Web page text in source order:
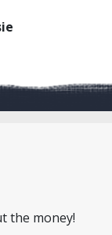
the money!